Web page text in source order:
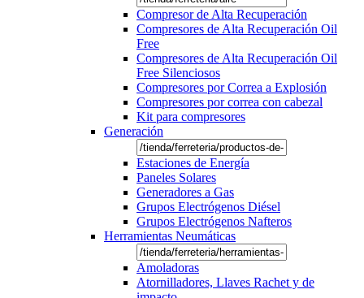
Compresor de Alta Recuperación
Compresores de Alta Recuperación Oil
Free
Compresores de Alta Recuperación Oil
Free Silenciosos
Compresores por Correa a Explosión
Compresores por correa con cabezal
Kit para compresores
Generación
Estaciones de Energía
Paneles Solares
Generadores a Gas
Grupos Electrógenos Diésel
Grupos Electrógenos Nafteros
Herramientas Neumáticas
Amoladoras
Atornilladores, Llaves Rachet y de